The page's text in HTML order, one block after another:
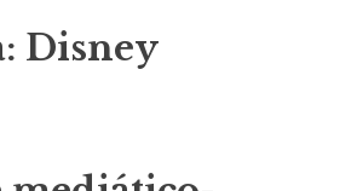
Disney